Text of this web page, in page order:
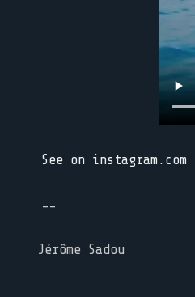
See on instagram.com
--
Jérôme Sadou